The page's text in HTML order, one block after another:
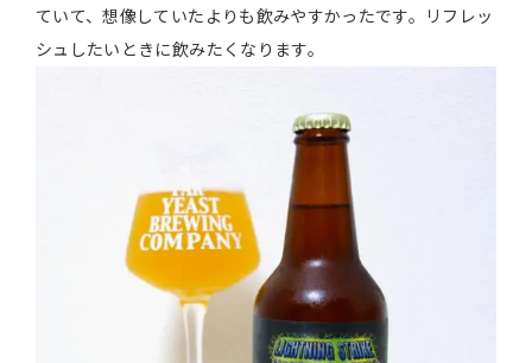
ていて、想像していたよりも飲みやすかったです。リフレッ
シュしたいときに飲みたくなります。